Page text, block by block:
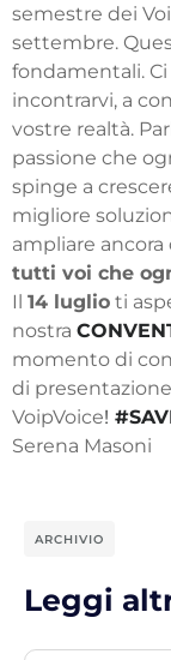
semestre dei
settembre.
fondamentali.
incontrarvi, a
vostre realtà.
passione che
spinge a
migliore
ampliare
tutti voi che
Il 14 luglio ti
nostra
momento di
di
VoipVoice!
Serena Masoni
ARCHIVIO
Leggi